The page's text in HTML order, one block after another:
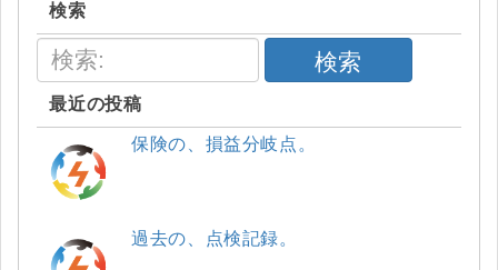
検索
検索
最近の投稿
保険の、損益分岐点。
過去の、点検記録。